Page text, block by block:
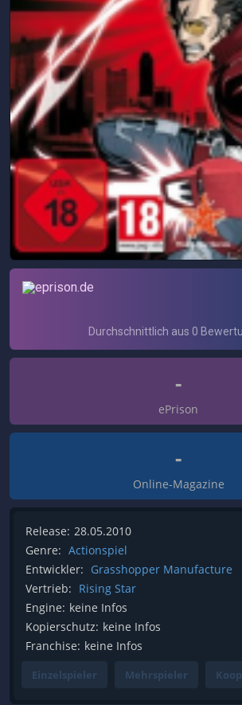
-
ePrison
-
Online-Magazine
Release: 28.05.2010
Genre: Actionspiel
Entwickler: Grasshopper Manufacture
Vertrieb: Rising Star
Engine: keine Infos
Kopierschutz: keine Infos
Franchise: keine Infos
Einzelspieler Mehrspieler Koop